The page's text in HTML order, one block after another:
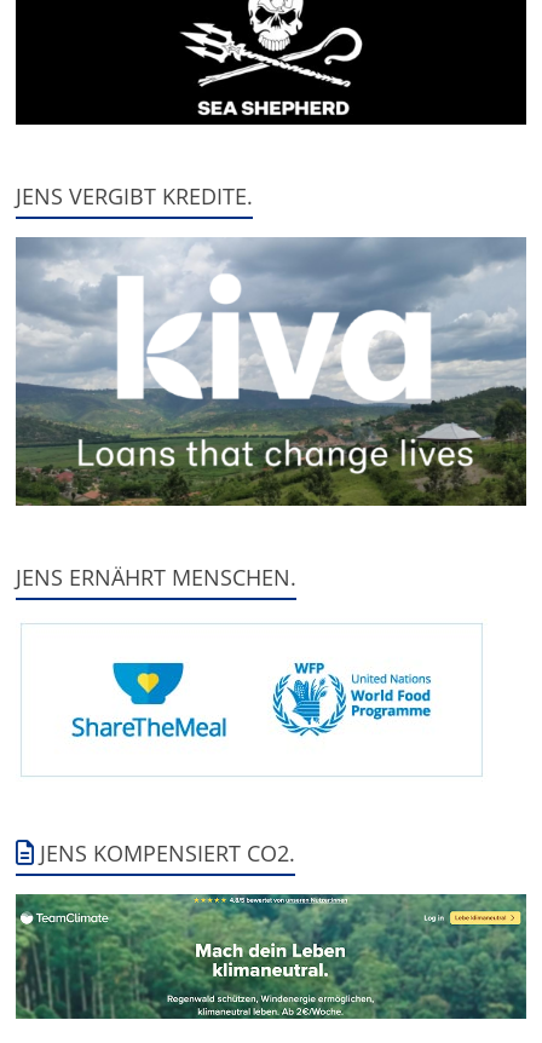
JENS VERGIBT KREDITE.
JENS ERNÄHRT MENSCHEN.
JENS KOMPENSIERT CO2.